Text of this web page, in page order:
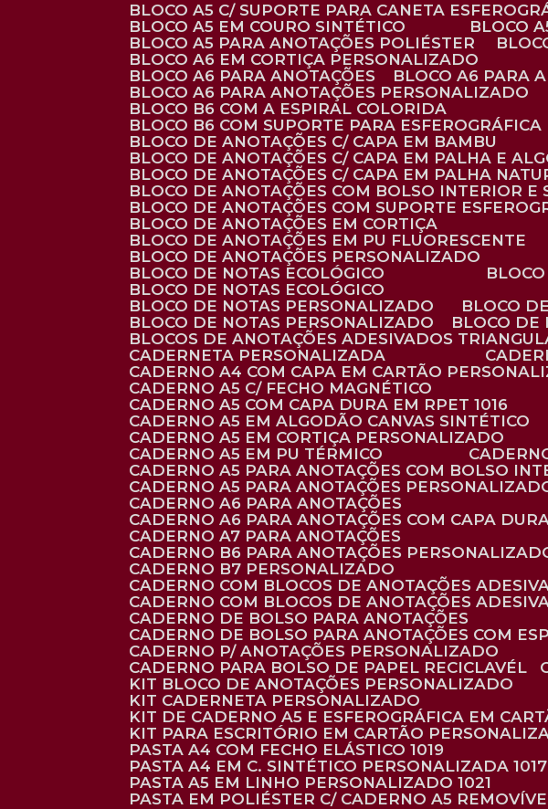
BLOCO A5 C/ SUPORTE PARA CANETA
BLOCO A5 EM COURO SINTÉTICO
BLOCO
BLOCO A5 PARA ANOTAÇÕES POLIÉSTER
BLOCO A6 EM CORTIÇA PERSONALIZADO
BLOCO A6 PARA ANOTAÇÕES
BLOCO A6 PARA
BLOCO A6 PARA ANOTAÇÕES PERSONALIZADO
BLOCO B6 COM A ESPIRAL COLORIDA
BLOCO B6 COM SUPORTE PARA ESFEROGRÁFICA
BLOCO DE ANOTAÇÕES C/ CAPA EM BAMBU
BLOCO DE ANOTAÇÕES C/ CAPA EM PALHA E
BLOCO DE ANOTAÇÕES C/ CAPA EM PALHA
BLOCO DE ANOTAÇÕES COM BOLSO INTERIOR E
BLOCO DE ANOTAÇÕES COM SUPORTE
BLOCO DE ANOTAÇÕES EM CORTIÇA
BLOCO DE ANOTAÇÕES EM PU FLUORESCENTE
BLOCO DE ANOTAÇÕES PERSONALIZADO
BLOCO DE NOTAS ECOLÓGICO
BLOCO DE NOTAS ECOLÓGICO
BLOCO DE NOTAS PERSONALIZADO
BLOCO
BLOCO DE NOTAS PERSONALIZADO
BLOCO
BLOCOS DE ANOTAÇÕES ADESIVADOS
CADERNETA PERSONALIZADA
CADERNO A4 COM CAPA EM CARTÃO
CADERNO A5 C/ FECHO MAGNÉTICO
CADERNO A5 COM CAPA DURA EM RPET 1016
CADERNO A5 EM ALGODÃO CANVAS SINTÉTICO
CADERNO A5 EM CORTIÇA PERSONALIZADO
CADERNO A5 EM PU TÉRMICO
CADERNO A5 PARA ANOTAÇÕES COM BOLSO
CADERNO A5 PARA ANOTAÇÕES
CADERNO A6 PARA ANOTAÇÕES
CADERNO A6 PARA ANOTAÇÕES COM CAPA
CADERNO A7 PARA ANOTAÇÕES
CADERNO B6 PARA ANOTAÇÕES
CADERNO B7 PERSONALIZADO
CADERNO COM BLOCOS DE ANOTAÇÕES
CADERNO COM BLOCOS DE ANOTAÇÕES
CADERNO DE BOLSO PARA ANOTAÇÕES
CADERNO DE BOLSO PARA ANOTAÇÕES COM
CADERNO P/ ANOTAÇÕES PERSONALIZADO
CADERNO PARA BOLSO DE PAPEL RECICLAVÉL
KIT BLOCO DE ANOTAÇÕES PERSONALIZADO
KIT CADERNETA PERSONALIZADO
KIT DE CADERNO A5 E ESFEROGRÁFICA EM
KIT PARA ESCRITÓRIO EM CARTÃO
PASTA A4 COM FECHO ELÁSTICO 1019
PASTA A4 EM C. SINTÉTICO PERSONALIZADA 1017
PASTA A5 EM LINHO PERSONALIZADO 1021
PASTA EM POLIÉSTER C/ CADERNO A5